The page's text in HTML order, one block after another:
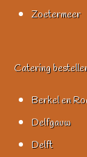
Zoetermeer
Catering
Berkel en
Delfgauw
Delft